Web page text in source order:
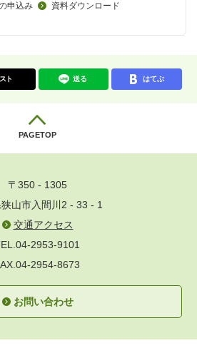
申込み
資料ダウンロード
ト 送る はてぶ
PAGETOP
〒350 - 1305
山市入間川2 - 33 - 1
交通アクセス
2953-9101
2954-8673
お問い合わせ